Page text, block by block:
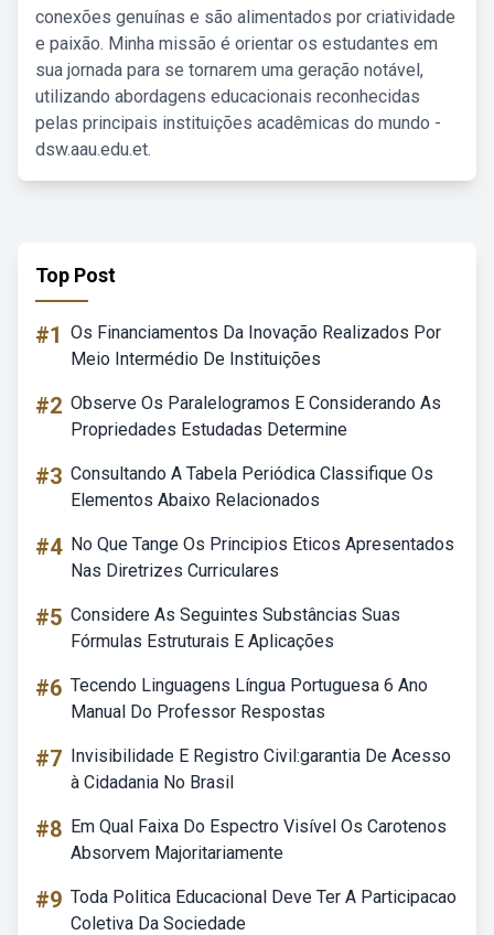
conexões genuínas e são alimentados por criatividade
e paixão. Minha missão é orientar os estudantes em
sua jornada para se tornarem uma geração notável,
utilizando abordagens educacionais reconhecidas
pelas principais instituições acadêmicas do mundo -
dsw.aau.edu.et.
Top Post
#1 Os Financiamentos Da Inovação Realizados Por
Meio Intermédio De Instituições
#2 Observe Os Paralelogramos E Considerando As
Propriedades Estudadas Determine
#3 Consultando A Tabela Periódica Classifique Os
Elementos Abaixo Relacionados
#4 No Que Tange Os Principios Eticos Apresentados
Nas Diretrizes Curriculares
#5 Considere As Seguintes Substâncias Suas
Fórmulas Estruturais E Aplicações
#6 Tecendo Linguagens Língua Portuguesa 6 Ano
Manual Do Professor Respostas
#7 Invisibilidade E Registro Civil:garantia De Acesso
à Cidadania No Brasil
#8 Em Qual Faixa Do Espectro Visível Os Carotenos
Absorvem Majoritariamente
#9 Toda Politica Educacional Deve Ter A Participacao
Coletiva Da Sociedade